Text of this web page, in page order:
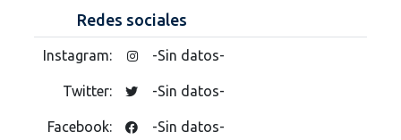
Redes sociales
Instagram: -Sin datos-
Twitter: -Sin datos-
Facebook: -Sin datos-